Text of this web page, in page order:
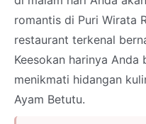
romantis di Puri Wirata
restaurant terkenal
Keesokan harinya Anda
menikmati hidangan
Ayam Betutu.